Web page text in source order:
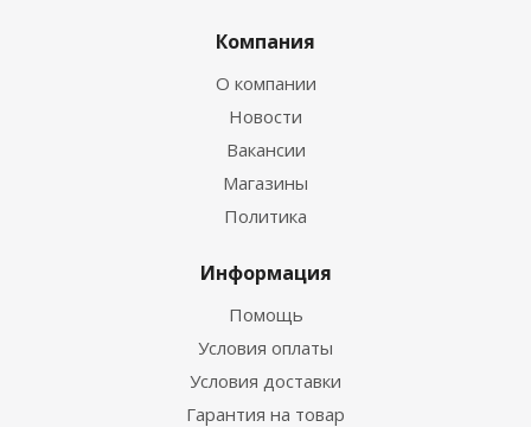
Компания
О компании
Новости
Вакансии
Магазины
Политика
Информация
Помощь
Условия оплаты
Условия доставки
Гарантия на товар